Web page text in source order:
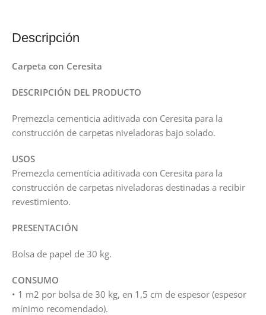
Descripción
Carpeta con Ceresita
DESCRIPCIÓN DEL PRODUCTO
Premezcla cementicia aditivada con Ceresita para la
construcción de carpetas niveladoras bajo solado.
USOS
Premezcla cementícia aditivada con Ceresita para la
construcción de carpetas niveladoras destinadas a recibir
revestimiento.
PRESENTACIÓN
Bolsa de papel de 30 kg.
CONSUMO
• 1 m2 por bolsa de 30 kg, en 1,5 cm de espesor (espesor
mínimo recomendado).